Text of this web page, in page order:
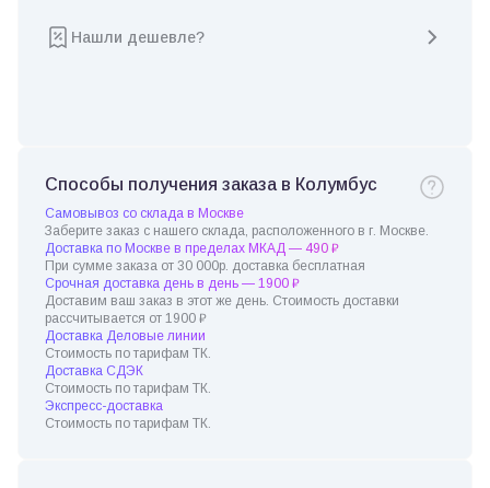
Нашли дешевле?
Способы получения заказа в Колумбус
Самовывоз со склада в Москве
Заберите заказ с нашего склада, расположенного в г. Москве.
Доставка по Москве в пределах МКАД — 490 ₽
При сумме заказа от 30 000р. доставка бесплатная
Срочная доставка день в день — 1900 ₽
Доставим ваш заказ в этот же день. Стоимость доставки
рассчитывается от 1900 ₽
Доставка Деловые линии
Стоимость по тарифам ТК.
Доставка СДЭК
Стоимость по тарифам ТК.
Экспресс-доставка
Стоимость по тарифам ТК.